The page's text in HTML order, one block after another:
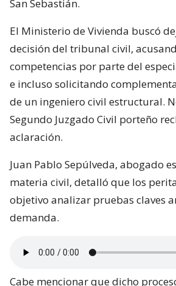
San Sebastián.
El Ministerio de Vivienda buscó
decisión del tribunal civil,
competencias por parte del
e incluso solicitando
de un ingeniero civil estructural.
Segundo Juzgado Civil porteño
aclaración.
Juan Pablo Sepúlveda, abogado
materia civil, detalló que los
objetivo analizar pruebas claves
demanda.
Cabe mencionar que dicho